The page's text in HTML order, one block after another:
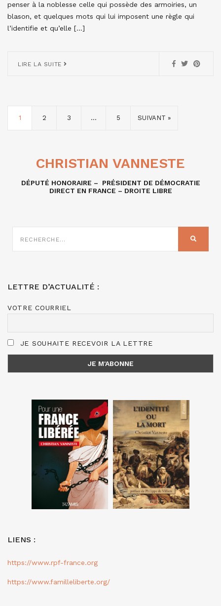
penser à la noblesse celle qui possède des armoiries, un
blason, et quelques mots qui lui imposent une règle qui
l’identifie et qu’elle […]
LIRE LA SUITE
1 2 3 … 5 SUIVANT »
CHRISTIAN VANNESTE
DÉPUTÉ HONORAIRE – PRÉSIDENT DE DÉMOCRATIE
DIRECT EN FRANCE – DROITE LIBRE
SUR
LETTRE D’ACTUALITÉ :
VOTRE COURRIEL
JE SOUHAITE RECEVOIR LA LETTRE
LIENS :
https://www.rpf-france.org
https://www.familleliberte.org/